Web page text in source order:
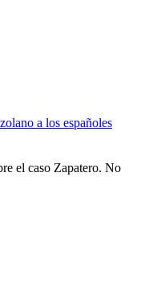
a los españoles
el caso Zapatero. No